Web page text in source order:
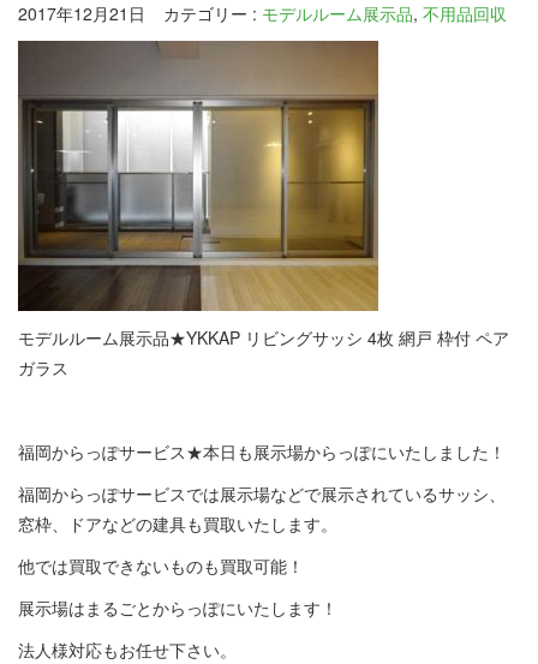
2017年12月21日 カテゴリー : モデルルーム展示品, 不用品回収
モデルルーム展示品★YKKAP リビングサッシ 4枚 網戸 枠付 ペア
ガラス
福岡からっぽサービス★本日も展示場からっぽにいたしました！
福岡からっぽサービスでは展示場などで展示されているサッシ、
窓枠、ドアなどの建具も買取いたします。
他では買取できないものも買取可能！
展示場はまるごとからっぽにいたします！
法人様対応もお任せ下さい。